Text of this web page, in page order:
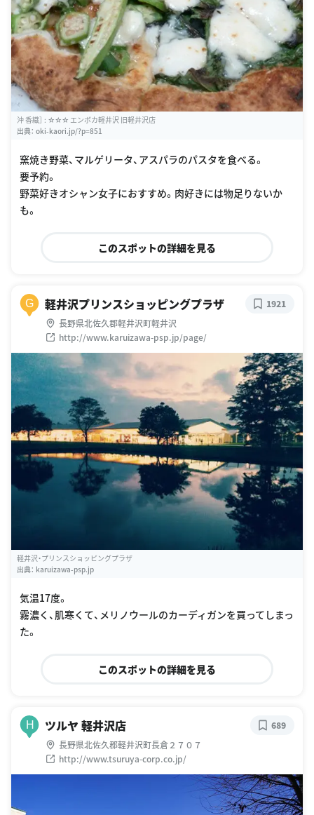
沖 香織］ : ☆☆☆ エンボカ軽井沢 旧軽井沢店
出典： oki-kaori.jp/?p=851
窯焼き野菜、マルゲリータ、アスパラのパスタを食べる。
要予約。
野菜好きオシャン女子におすすめ。肉好きには物足りないか
も。
このスポットの詳細を見る
G 軽井沢プリンスショッピングプラザ
長野県北佐久郡軽井沢町軽井沢
http://www.karuizawa-psp.jp/page/
1921
軽井沢・プリンスショッピングプラザ
出典： karuizawa-psp.jp
気温17度。
霧濃く、肌寒くて、メリノウールのカーディガンを買ってしまっ
た。
このスポットの詳細を見る
H ツルヤ 軽井沢店
長野県北佐久郡軽井沢町長倉２７０７
http://www.tsuruya-corp.co.jp/
689